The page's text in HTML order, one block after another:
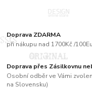
Doprava ZDARMA
při nákupu nad 1700Kč /
Doprava přes Zásilkovnu
Osobní odběr ve Vámi
na Slovensku)